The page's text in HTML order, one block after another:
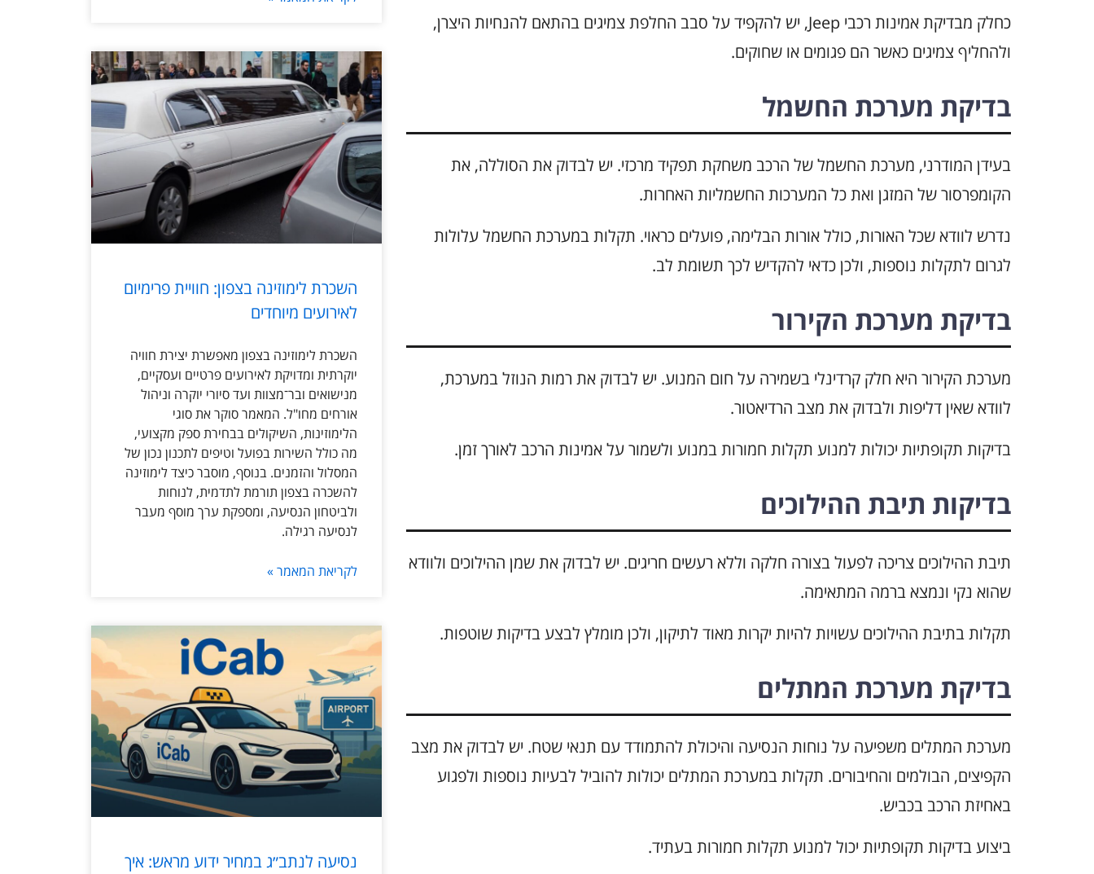
כחלק מבדיקת אמינות רכבי Jeep, יש להקפיד על סבב החלפת צמיגים בהתאם להנחיות היצרן,
ולהחליף צמיגים כאשר הם פגומים או שחוקים.
בדיקת מערכת החשמל
בעידן המודרני, מערכת החשמל של הרכב משחקת תפקיד מרכזי. יש לבדוק את הסוללה, את
הקומפרסור של המזגן ואת כל המערכות החשמליות האחרות.
נדרש לוודא שכל האורות, כולל אורות הבלימה, פועלים כראוי. תקלות במערכת החשמל עלולות
לגרום לתקלות נוספות, ולכן כדאי להקדיש לכך תשומת לב.
בדיקת מערכת הקירור
מערכת הקירור היא חלק קרדינלי בשמירה על חום המנוע. יש לבדוק את רמות הנוזל במערכת,
לוודא שאין דליפות ולבדוק את מצב הרדיאטור.
בדיקות תקופתיות יכולות למנוע תקלות חמורות במנוע ולשמור על אמינות הרכב לאורך זמן.
בדיקות תיבת ההילוכים
תיבת ההילוכים צריכה לפעול בצורה חלקה וללא רעשים חריגים. יש לבדוק את שמן ההילוכים ולוודא
שהוא נקי ונמצא ברמה המתאימה.
תקלות בתיבת ההילוכים עשויות להיות יקרות מאוד לתיקון, ולכן מומלץ לבצע בדיקות שוטפות.
בדיקת מערכת המתלים
מערכת המתלים משפיעה על נוחות הנסיעה והיכולת להתמודד עם תנאי שטח. יש לבדוק את מצב
הקפיצים, הבולמים והחיבורים. תקלות במערכת המתלים יכולות להוביל לבעיות נוספות ולפגוע
באחיזת הרכב בכביש.
ביצוע בדיקות תקופתיות יכול למנוע תקלות חמורות בעתיד.
השכרת לימוזינה בצפון: חוויית פרימיום
לאירועים מיוחדים
השכרת לימוזינה בצפון מאפשרת יצירת חוויה
יוקרתית ומדויקת לאירועים פרטיים ועסקיים,
מנישואים ובר־מצוות ועד סיורי יוקרה וניהול
אורחים מחו"ל. המאמר סוקר את סוגי
הלימוזינות, השיקולים בבחירת ספק מקצועי,
מה כולל השירות בפועל וטיפים לתכנון נכון של
המסלול והזמנים. בנוסף, מוסבר כיצד לימוזינה
להשכרה בצפון תורמת לתדמית, לנוחות
ולביטחון הנסיעה, ומספקת ערך מוסף מעבר
לנסיעה רגילה.
לקריאת המאמר »
נסיעה לנתב״ג במחיר ידוע מראש: איך